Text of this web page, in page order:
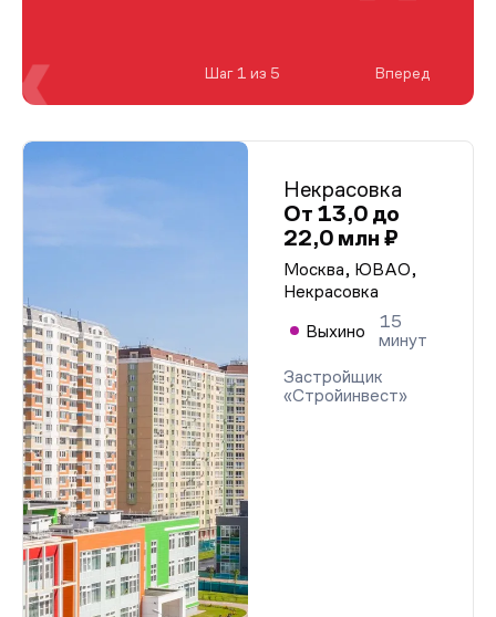
Некрасовка
От 13,0 до
22,0 млн ₽
Москва, ЮВАО,
Некрасовка
Выхино
15
минут
Застройщик
«Стройинвест»
Шаг 1 из 5 Вперед